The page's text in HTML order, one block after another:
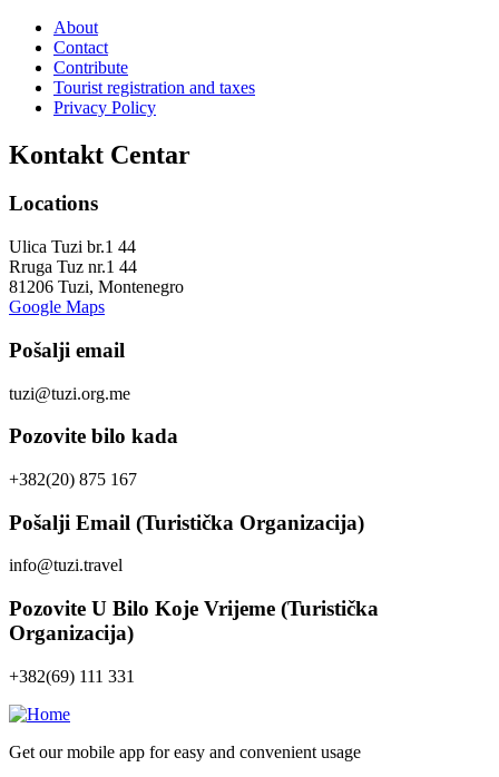
About
Contact
Contribute
Tourist registration and taxes
Privacy Policy
Kontakt Centar
Locations
Ulica Tuzi br.1 44
Rruga Tuz nr.1 44
81206 Tuzi, Montenegro
Google Maps
Pošalji email
tuzi@tuzi.org.me
Pozovite bilo kada
+382(20) 875 167
Pošalji Email (Turistička Organizacija)
info@tuzi.travel
Pozovite U Bilo Koje Vrijeme (Turistička
Organizacija)
+382(69) 111 331
Get our mobile app for easy and convenient usage